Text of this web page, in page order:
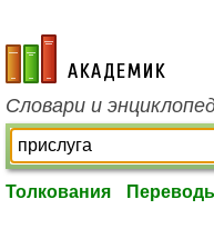
academic.ru
Словари и
Толкования